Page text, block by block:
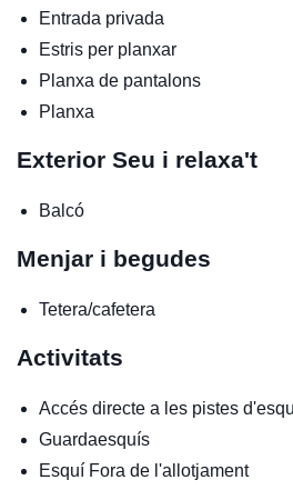
Entrada privada
Estris per planxar
Planxa de pantalons
Planxa
Exterior Seu i relaxa't
Balcó
Menjar i begudes
Tetera/cafetera
Activitats
Accés directe a les pistes
Guardaesquís
Esquí Fora de l'allotjament